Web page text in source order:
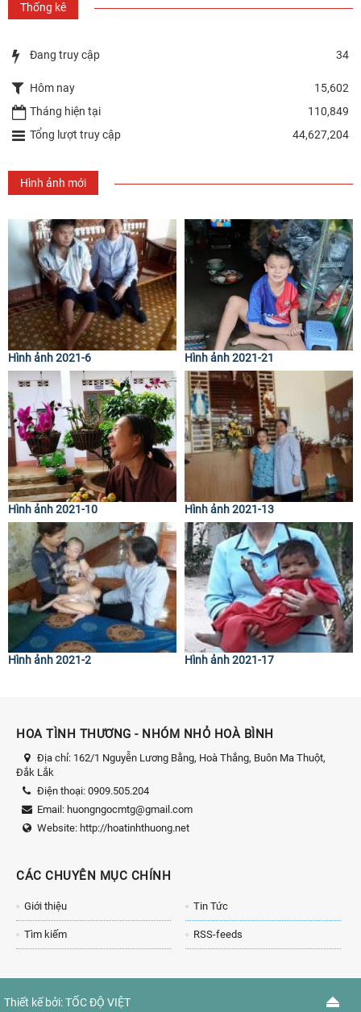
Thống kê
Đang truy cập 34
Hôm nay
15,602
Tháng hiện tại
110,849
Tổng lượt truy cập
44,627,204
Hình ảnh mới
Hình ảnh 2021-6 Hình ảnh 2021-21
Hình ảnh 2021-10 Hình ảnh 2021-13
Hình ảnh 2021-2 Hình ảnh 2021-17
HOA TÌNH THƯƠNG - NHÓM NHỎ HOÀ BÌNH
Địa chỉ: 162/1 Nguyễn Lương Bằng, Hoà Thắng, Buôn Ma Thuột,
Đắk Lắk
Điện thoại: 0909.505.204
Email: huongngocmtg@gmail.com
Website: http://hoatinhthuong.net
CÁC CHUYÊN MỤC CHÍNH
Giới thiệu Tin Tức
Tìm kiếm RSS-feeds
Thiết kế bởi:TỐC ĐỘ VIỆT